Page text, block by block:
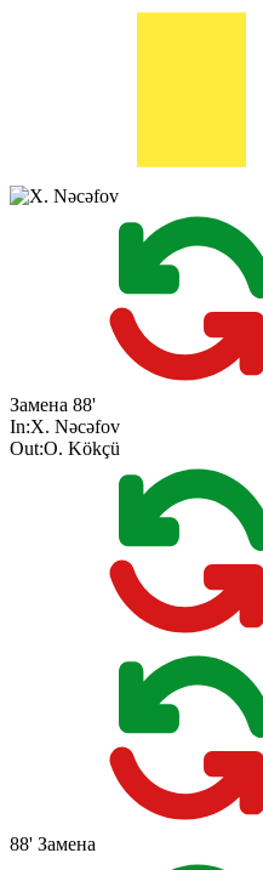
Замена 88'
In:X. Nəcəfov
Out:O. Kökçü
88' Замена